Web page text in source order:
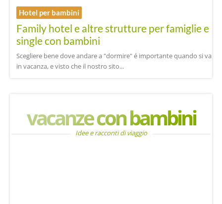
Hotel per bambini
Family hotel e altre strutture per famiglie e
single con bambini
Scegliere bene dove andare a "dormire" é importante quando si va
in vacanza, e visto che il nostro sito...
vacanze con bambini
Idee e racconti di viaggio